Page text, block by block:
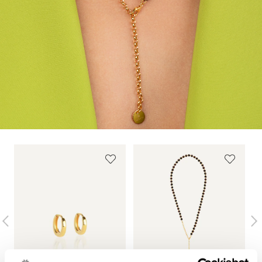
mokesčius, pirkėjas turi kreiptis į savo šalies muitinę.
Daugiau informacijos apie pristatymo sąlygas rasite